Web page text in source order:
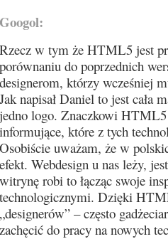
Googol:
Rzecz w tym że HTML5 jest
porównaniu do poprzednich
designerom, którzy wcześniej
Jak napisał Daniel to jest cała
jedno logo. Znaczkowi HTML5
informujące, które z tych
Osobiście uważam, że w
efekt. Webdesign u nas leży,
witrynę robi to łącząc swoje
technologicznymi. Dzięki
„designerów” – często
zachęcić do pracy na nowych